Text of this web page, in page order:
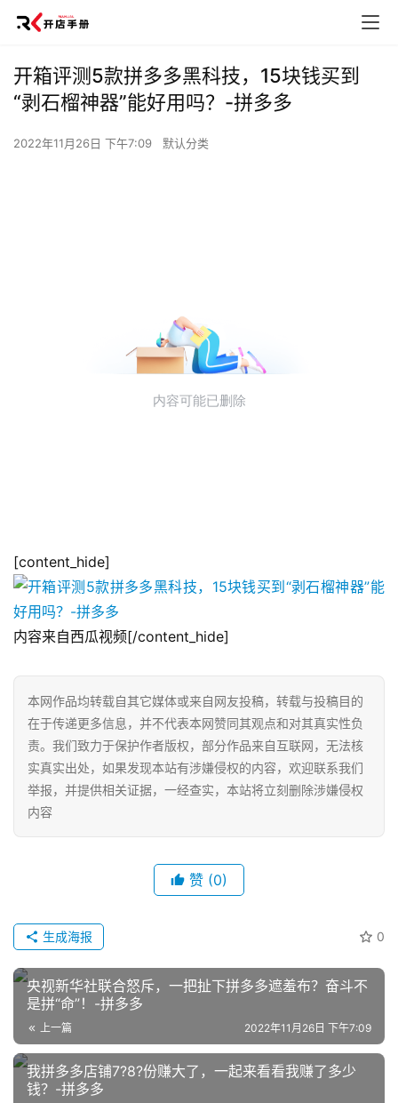
店
运
营
跨
境
开箱评测5款拼多多黑科技，15块钱买到
“剥石榴神器”能好用吗？-拼多多
2022年11月26日 下午7:09 默认分类
[content_hide]
内容来自西瓜视频[/content_hide]
本网作品均转载自其它媒体或来自网友投稿，转载与投稿目的
在于传递更多信息，并不代表本网赞同其观点和对其真实性负
责。我们致力于保护作者版权，部分作品来自互联网，无法核
实真实出处，如果发现本站有涉嫌侵权的内容，欢迎联系我们
举报，并提供相关证据，一经查实，本站将立刻删除涉嫌侵权
内容
赞 (0)
0
生成海报
央视新华社联合怒斥，一把扯下拼多多遮羞布？奋斗不
是拼“命”！-拼多多
上一篇 2022年11月26日 下午7:09
我拼多多店铺7?️8?️份赚大了，一起来看看我赚了多少
钱？-拼多多